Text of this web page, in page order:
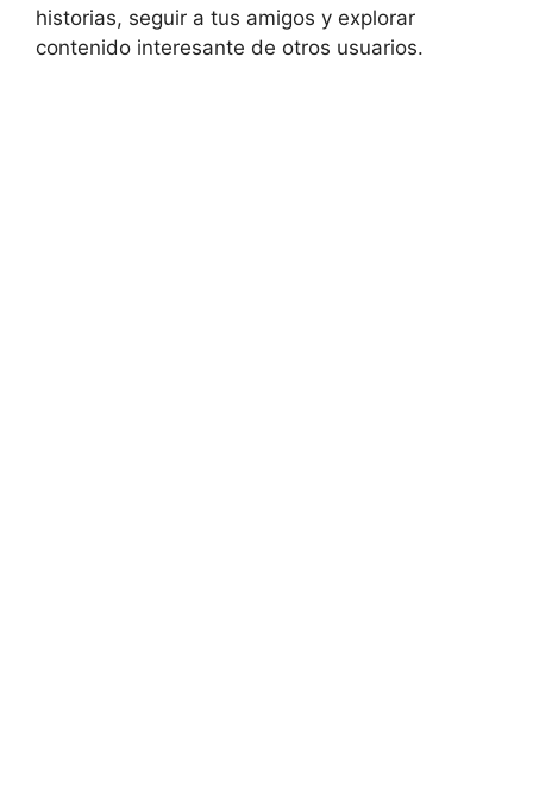
⁤historias, seguir a tus ⁣amigos y explorar
contenido interesante de otros⁤ usuarios.